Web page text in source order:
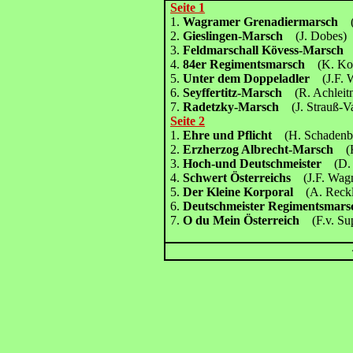
Seite 1
1.Wagramer Grenadiermarsch
2.Gieslingen-Marsch(J. Dobes)
3.Feldmarschall Kövess-
4.84er Regimentsmarsch(K.
5.Unter dem Doppeladler(J.F.
6.Seyffertitz-Marsch(R.
7.Radetzky-Marsch(J. Strauß-
Seite 2
1.Ehre und Pflicht(H.
2.Erzherzog Albrecht-Marsch
3.Hoch-und Deutschmeister
4.Schwert Österreichs(J.F.
5.Der Kleine Korporal(A.
6.Deutschmeister
7.O du Mein Österreich(F.v.